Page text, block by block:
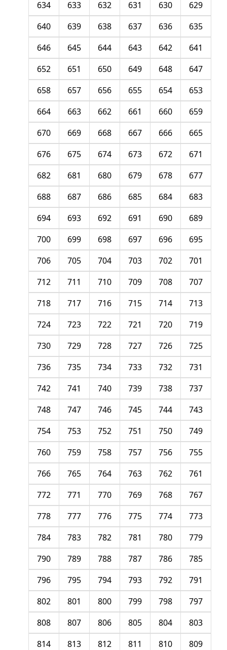
629
630
631
632
633
634
635
636
637
638
639
640
641
642
643
644
645
646
647
648
649
650
651
652
653
654
655
656
657
658
659
660
661
662
663
664
665
666
667
668
669
670
671
672
673
674
675
676
677
678
679
680
681
682
683
684
685
686
687
688
689
690
691
692
693
694
695
696
697
698
699
700
701
702
703
704
705
706
707
708
709
710
711
712
713
714
715
716
717
718
719
720
721
722
723
724
725
726
727
728
729
730
731
732
733
734
735
736
737
738
739
740
741
742
743
744
745
746
747
748
749
750
751
752
753
754
755
756
757
758
759
760
761
762
763
764
765
766
767
768
769
770
771
772
773
774
775
776
777
778
779
780
781
782
783
784
785
786
787
788
789
790
791
792
793
794
795
796
797
798
799
800
801
802
803
804
805
806
807
808
809
810
811
812
813
814